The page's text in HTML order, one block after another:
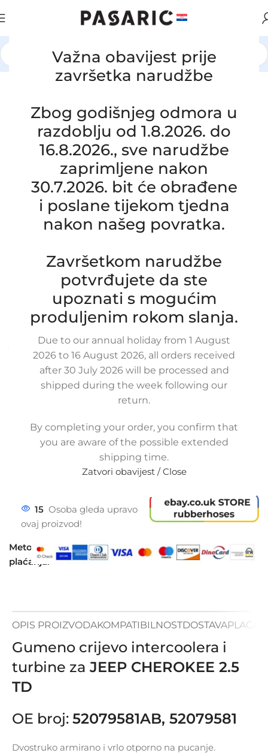
Važna obavijest prije
završetka narudžbe
Zbog godišnjeg odmora u
razdoblju od 1.8.2026. do
16.8.2026., sve narudžbe
zaprimljene nakon
30.7.2026. bit će obrađene
i poslane tijekom tjedna
nakon našeg povratka.
Završetkom narudžbe
potvrđujete da ste
upoznati s mogućim
produljenim rokom slanja.
Due to our annual holiday from 1 August
2026 to 16 August 2026, all orders received
after 30 July 2026 will be processed and
shipped during the week following our
return.
By completing your order, you confirm that
you are aware of the possible extended
shipping time.
Zatvori obavijest / Close
AUTOMOBILI / JEEP
Zamjensko crijevo intercoolera i
turbine za JEEP CHEROKEE 2.5 TD,
52079581AB, 52079581
SKU:12-1-3
Stanje: Novo |Garancija: 5 god jamstva
Dostupno uz narudžbu (isti ili sljedeći radni dan)
80,00€ £ $ ¥ A$ £54.89 EX VAT
ex VAT
Dodaj u košaricu
Buy now
Dodaj na popis kupovine
15 Osoba gleda upravo
ovaj proizvod!
Metode
plaćanja:
OPIS PROIZVODAKOMPATIBILNOSTDOSTAVA
Gumeno crijevo intercoolera i
turbine za JEEP CHEROKEE 2.5
TD
OE broj: 52079581AB, 52079581
Dvostruko armirano i vrlo otporno na pucanje.